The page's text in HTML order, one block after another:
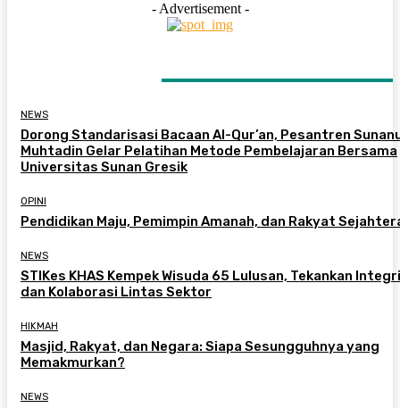
- Advertisement -
NEWS
Dorong Standarisasi Bacaan Al-Qur’an, Pesantren
Muhtadin Gelar Pelatihan Metode Pembelajaran Bersama
Universitas Sunan Gresik
OPINI
Pendidikan Maju, Pemimpin Amanah, dan Rakyat
NEWS
STIKes KHAS Kempek Wisuda 65 Lulusan, Tekankan
dan Kolaborasi Lintas Sektor
HIKMAH
Masjid, Rakyat, dan Negara: Siapa Sesungguhnya yang
Memakmurkan?
NEWS